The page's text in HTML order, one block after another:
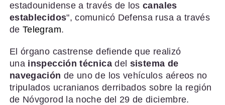
estadounidense a través de loscanales
establecidos", comunicó Defensa rusa a través
deTelegram.
El órgano castrense defiende que realizó
una inspección técnicadel sistema de
navegación de uno de los vehículos aéreos no
tripulados ucranianos derribados sobre la región
de Nóvgorod la noche del 29 de diciembre.